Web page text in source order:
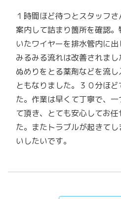
１時間ほど待つとスタッフ
案内して詰まり箇所を確認
いたワイヤーを排水管内に出
みるみる流れは改善されま
ぬめりをとる薬剤などを流
ともなりました。３０分ほ
た。作業は早くて丁寧で、
て頂き、とても安心してお
た。またトラブルが起きて
いしたいです。